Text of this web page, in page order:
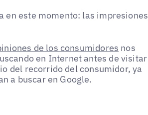
en este momento: las impresiones
de los consumidores nos
en Internet antes de visitar
del recorrido del consumidor, ya
a buscar en Google.